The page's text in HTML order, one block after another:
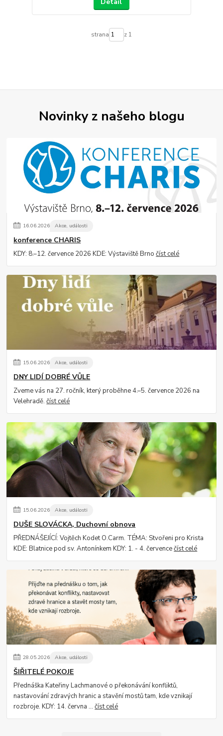
strana z 1
Novinky z našeho blogu
16.06.2026 Akce, události
konference CHARIS
KDY: 8.–12. července 2026 KDE: Výstaviště Brnočíst celé
15.06.2026 Akce, události
DNY LIDÍ DOBRÉ VŮLE
Zveme vás na 27. ročník, který proběhne 4.–5. července 2026 na
Velehradě.číst celé
15.06.2026 Akce, události
DUŠE SLOVÁCKA, Duchovní obnova
PŘEDNÁŠEJÍCÍ: Vojtěch Kodet O.Carm. TÉMA: Stvořeni pro Krista
KDE: Blatnice pod sv. Antonínkem KDY: 1. - 4. červencečíst celé
28.05.2026 Akce, události
ŠIŘITELÉ POKOJE
Přednáška Kateřiny Lachmanové o překonávání konfliktů,
nastavování zdravých hranic a stavění mostů tam, kde vznikají
rozbroje. KDY: 14. června ...číst celé